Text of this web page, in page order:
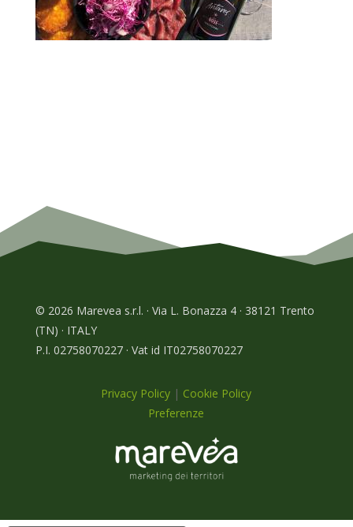
© 2026 Marevea s.r.l. · Via L. Bonazza 4 · 38121 Trento
(TN) · ITALY
P.I. 02758070227 · Vat id IT02758070227
Privacy Policy | Cookie Policy
Preferenze